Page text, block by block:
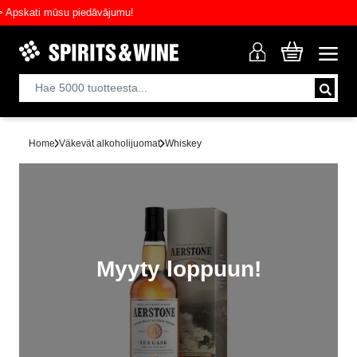
mūsu piedāvājumu!
Home Väkevät alkoholijuomat Whiskey
Myyty loppuun!